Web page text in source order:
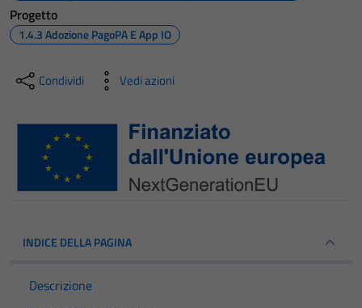
Progetto
1.4.3 Adozione PagoPA E App IO
Condividi Vedi azioni
INDICE DELLA PAGINA
Descrizione